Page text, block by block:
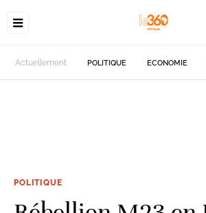
Actuellement POLITIQUE ECONOMIE
POLITIQUE